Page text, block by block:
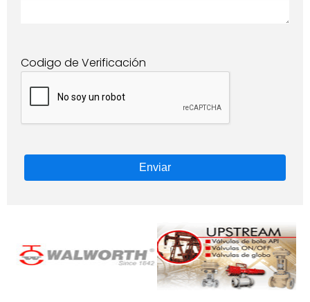
Codigo de Verificación
Enviar